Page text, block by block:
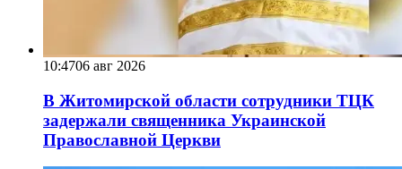
10:4706 авг 2026
В Житомирской области сотрудники ТЦК
задержали священника Украинской
Православной Церкви